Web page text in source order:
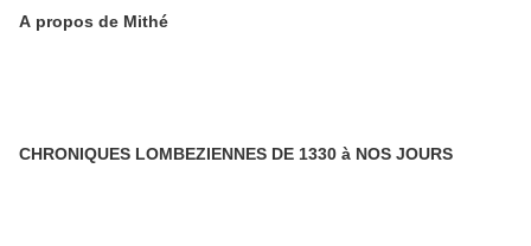
A propos de Mithé
CHRONIQUES LOMBEZIENNES DE 1330 à NOS JOURS